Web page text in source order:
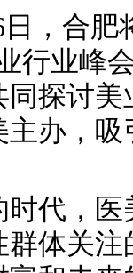
日，合
业峰
同探讨
办，
代，
体关